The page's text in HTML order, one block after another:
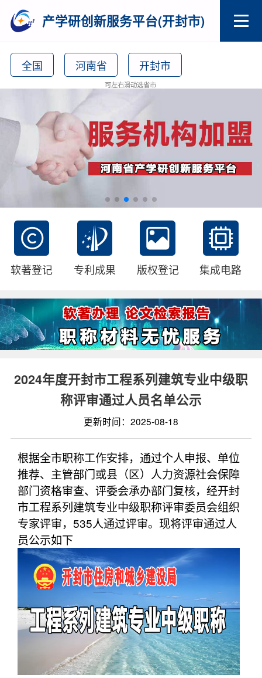
产学研创新服务平台(开封市)
全国 河南省 开封市
可左右滑动选省市
软著登记 专利成果 版权登记 集成电路
2024年度开封市工程系列建筑专业中级职
称评审通过人员名单公示
更新时间：2025-08-18
根据全市职称工作安排，通过个人申报、单位
推荐、主管部门或县（区）人力资源社会保障
部门资格审查、评委会承办部门复核，经开封
市工程系列建筑专业中级职称评审委员会组织
专家评审，535人通过评审。现将评审通过人
员公示如下